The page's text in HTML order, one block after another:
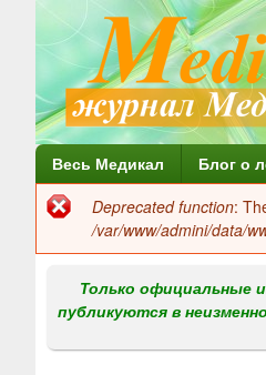
Г
л
н
Весь Медикал Блог о
Сообщение
об
ошибке
Deprecated function:
/var/www/admini/data/
Только официальные
публикуются в